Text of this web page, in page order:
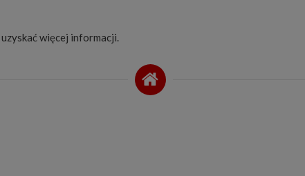
uzyskać więcej informacji.